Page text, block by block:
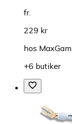
fr.
229 kr
hos
+6 butiker